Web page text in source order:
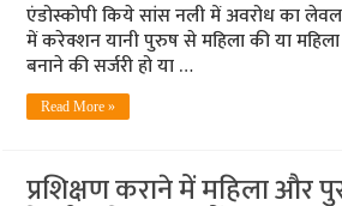
एंडोस्कोपी किये सांस नली में अवरोध का
में करेक्शन यानी पुरुष से महिला की या
बनाने की सर्जरी हो या …
Read More »
प्रशिक्षण कराने में महिला और